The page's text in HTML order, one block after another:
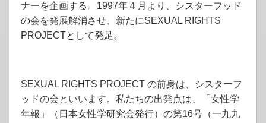
ナーを企画する。1997年４月より、シスターフッド
の会を発展解消させ、新たにSEXUAL RIGHTS
PROJECTとして発足。
SEXUAL RIGHTS PROJECT の前身は、シスターフ
ッドの会といいます。私たちの出発点は、「女性学
年報」（日本女性学研究会発行）の第16号（一九九